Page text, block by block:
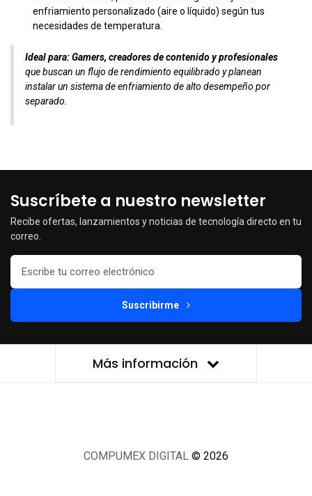
enfriamiento personalizado (aire o líquido) según tus
necesidades de temperatura.
Ideal para:Gamers, creadores de contenido y profesionales
que buscan un flujo de rendimiento equilibrado y planean
instalar un sistema de enfriamiento de alto desempeño por
separado.
Suscríbete a nuestro newsletter
Recibe ofertas, lanzamientos y noticias de tecnología directo en tu
correo.
Suscribirme
Más información
COMPUMEX DIGITAL © 2026